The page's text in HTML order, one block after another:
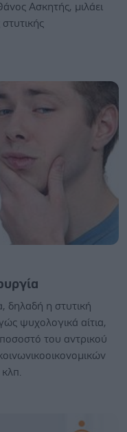
Ασκητής, μιλάει
δηλαδή η στυτική
ψυχολογικά αίτια,
του αντρικού